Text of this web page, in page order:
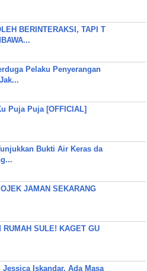
BERINTERAKSI, TAPI T
Pelaku Penyerangan
Puja Puja [OFFICIAL]
Bukti Air Keras da
JAMAN SEKARANG
SULE! KAGET GU
Jessica Iskandar, Ada Masa